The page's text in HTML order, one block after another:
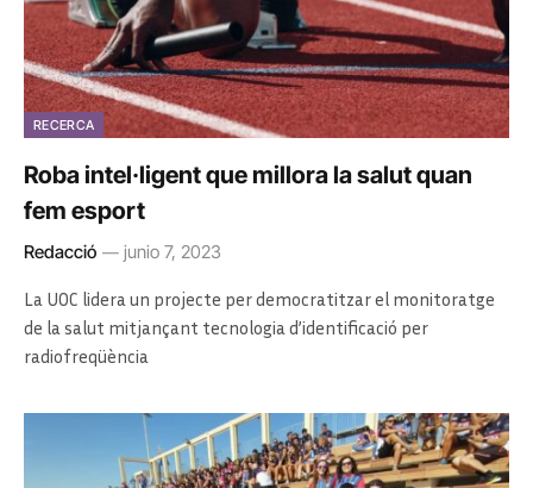
RECERCA
Roba intel·ligent que millora la salut quan
fem esport
Redacció junio 7, 2023
La UOC lidera un projecte per democratitzar el monitoratge
de la salut mitjançant tecnologia d’identificació per
radiofreqüència